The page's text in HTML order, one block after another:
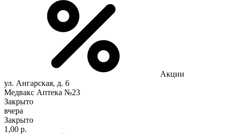
Акции
ул. Ангарская, д. 6
Медвакс Аптека №23
Закрыто
вчера
Закрыто
1,00 р.